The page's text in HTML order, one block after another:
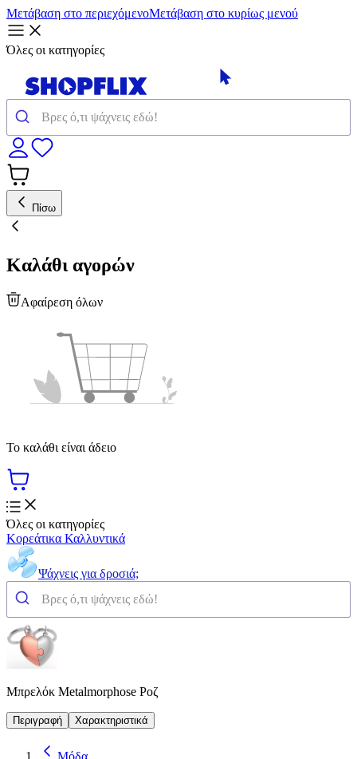
Μετάβαση στο περιεχόμενοΜετάβαση στο κυρίως μενού
Όλες οι κατηγορίες
Πίσω
Καλάθι αγορών
Αφαίρεση όλων
Το καλάθι είναι άδειο
Όλες οι κατηγορίες
Κορεάτικα Καλλυντικά
Ψάχνεις για δροσιά;
Μπρελόκ Metalmorphose Ροζ
Περιγραφή Χαρακτηριστικά
Μόδα